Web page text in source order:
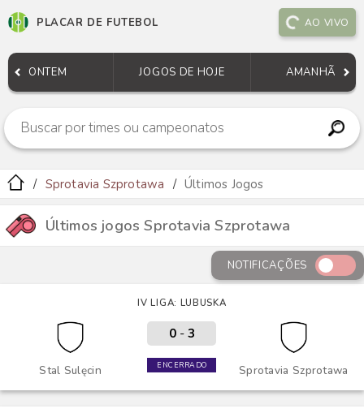
PLACAR DE FUTEBOL AO VIVO
ONTEM JOGOS DE HOJE AMANHÃ
Sprotavia Szprotawa Últimos Jogos
Últimos jogos Sprotavia Szprotawa
NOTIFICAÇÕES
IV LIGA: LUBUSKA
Stal Sulęcin Sprotavia Szprotawa
0- 3
ENCERRADO